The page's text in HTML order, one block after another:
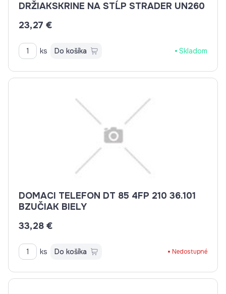
DRŽIAKSKRINE NA STĹP STRADER UN260
23,27 €
ks Do košíka Skladom
DOMACI TELEFON DT 85 4FP 210 36.101
BZUČIAK BIELY
33,28 €
ks Do košíka Nedostupné